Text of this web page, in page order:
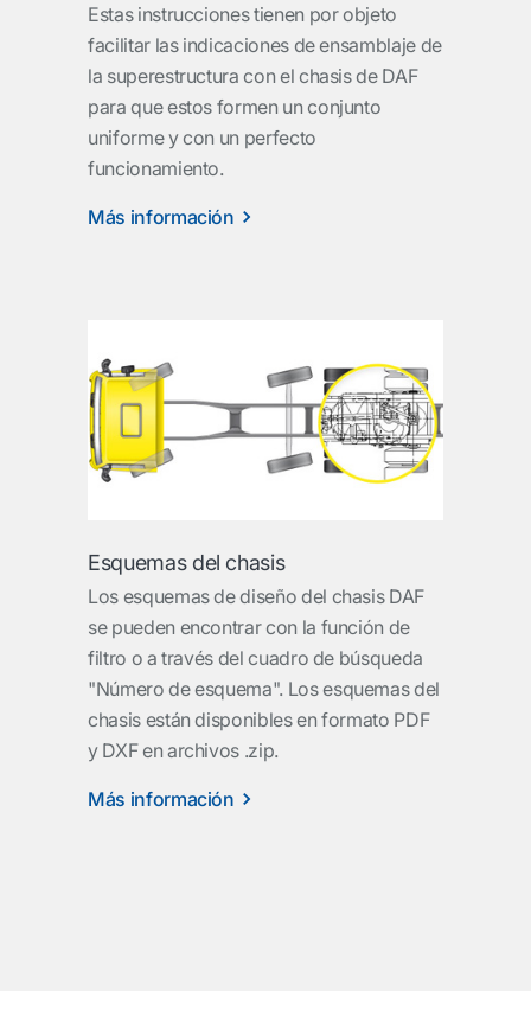
Estas instrucciones tienen por objeto
facilitar las indicaciones de ensamblaje de
la superestructura con el chasis de DAF
para que estos formen un conjunto
uniforme y con un perfecto
funcionamiento.
Más información
Esquemas del chasis
Los esquemas de diseño del chasis DAF
se pueden encontrar con la función de
filtro o a través del cuadro de búsqueda
"Número de esquema". Los esquemas del
chasis están disponibles en formato PDF
y DXF en archivos .zip.
Más información